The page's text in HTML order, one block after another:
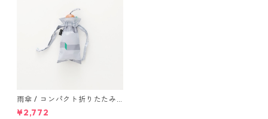
雨傘 / コンパクト折りたたみ
傘 "trick" gray
¥2,772